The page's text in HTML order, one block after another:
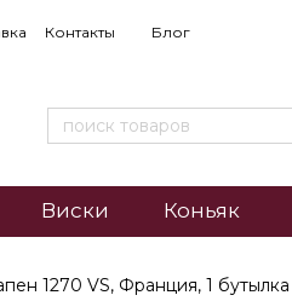
Контакты Блог
Виски Коньяк